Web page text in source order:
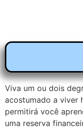
Viva um ou dois
acostumado a viver
permitirá você
uma reserva